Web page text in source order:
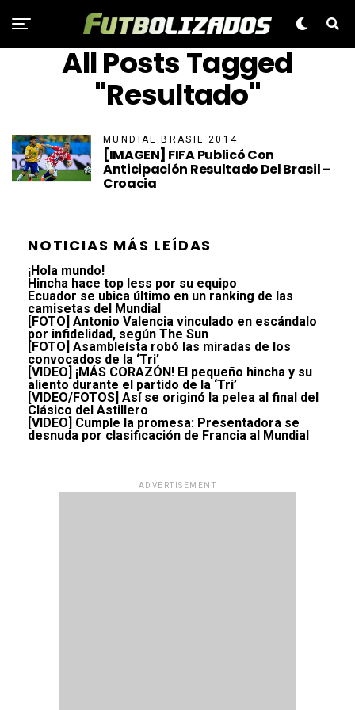
All Posts Tagged
"Resultado"
MUNDIAL BRASIL 2014
[IMAGEN] FIFA Publicó Con
Anticipación Resultado Del Brasil –
Croacia
NOTICIAS MÁS LEÍDAS
¡Hola mundo!
Hincha hace top less por su equipo
Ecuador se ubica último en un ranking de las
camisetas del Mundial
[FOTO] Antonio Valencia vinculado en escándalo
por infidelidad, según The Sun
[FOTO] Asambleísta robó las miradas de los
convocados de la ‘Tri’
[VIDEO] ¡MÁS CORAZÓN! El pequeño hincha y su
aliento durante el partido de la ‘Tri’
[VIDEO/FOTOS] Así se originó la pelea al final del
Clásico del Astillero
[VIDEO] Cumple la promesa: Presentadora se
desnuda por clasificación de Francia al Mundial
ADVERTISEMENT